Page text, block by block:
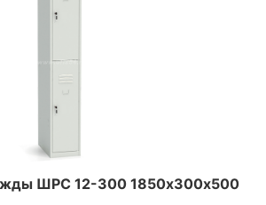
ШРС 12-300 1850х300х500